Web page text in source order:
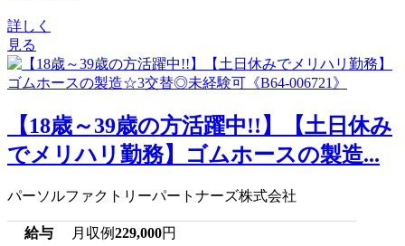
詳しく
見る
【18歳～39歳の方活躍中!!】【土日休み
でメリハリ勤務】ゴムホースの製造...
パーソルファクトリーパートナーズ株式会社
給与 月収例229,000円